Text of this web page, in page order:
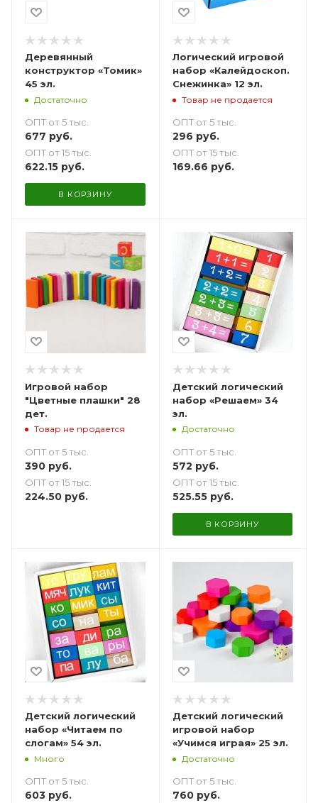
Деревянный
конструктор «Томик»
45 эл.
Достаточно
ОПТ от 5 тыс.
677 руб.
ОПТ от 15 тыс.
622.15 руб.
В КОРЗИНУ
Логический игровой
набор «Калейдоскоп.
Снежинка» 12 эл.
Товар не продается
ОПТ от 5 тыс.
296 руб.
ОПТ от 15 тыс.
169.66 руб.
Игровой набор
"Цветные плашки" 28
дет.
Товар не продается
ОПТ от 5 тыс.
390 руб.
ОПТ от 15 тыс.
224.50 руб.
Детский логический
набор «Решаем» 34
эл.
Достаточно
ОПТ от 5 тыс.
572 руб.
ОПТ от 15 тыс.
525.55руб.
В КОРЗИНУ
Детский логический
набор «Читаем по
слогам» 54 эл.
Много
ОПТ от 5 тыс.
603 руб.
Детский логический
игровой набор
«Учимся играя» 25 эл.
Достаточно
ОПТ от 5 тыс.
760руб.